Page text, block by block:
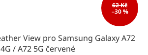
62 Kč
–30 %
View pro Samsung Galaxy A72
4G / A72 5G červené